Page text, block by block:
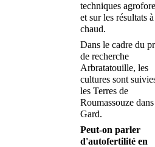
techniques
et sur les résultats à
chaud.
Dans le cadre du
de recherche
Arbratatouille, les
cultures sont
les Terres de
Roumassouze
Gard.
Peut-on parler
d'autofertilité en